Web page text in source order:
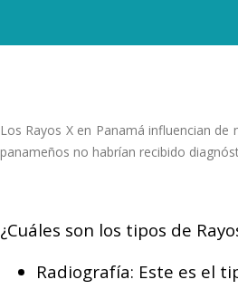
Los Rayos X en Panamá influencian
panameños no habrían recibido
¿Cuáles son los tipos de
Radiografía: Este es el